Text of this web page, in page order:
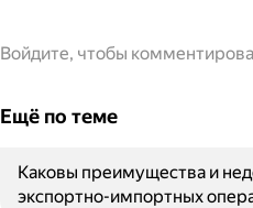
Войдите, чтобы
Ещё по теме
Каковы преимущества и
экспортно-импортных